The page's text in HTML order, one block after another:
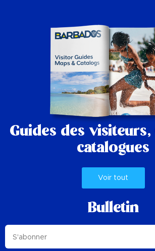
Guides des visiteurs,
catalogues
Voir tout
Bulletin